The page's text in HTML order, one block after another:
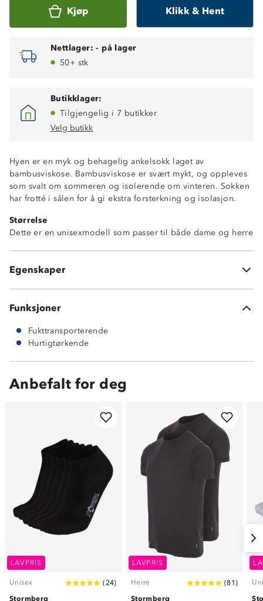
Kjøp Klikk & Hent
Nettlager: - på lager
50+ stk
Butikklager:
Tilgjengelig i 7 butikker
Velg butikk
Hyen er en myk og behagelig ankelsokk laget av
bambusviskose. Bambusviskose er svært mykt, og oppleves
som svalt om sommeren og isolerende om vinteren. Sokken
har frotté i sålen for å gi ekstra forsterkning og isolasjon.
Størrelse
Dette er en unisexmodell som passer til både dame og herre
Egenskaper
Hurtigtørkende
Antistatisk
70 % bambusviskose, 27 % nylon, 3 % elastan
Funksjoner
Fukttransporterende
Hurtigtørkende
Anbefalt for deg
LAVPRIS
Unisex (24)
Stormberg
LAVPRIS
Herre (81 )
Stormberg